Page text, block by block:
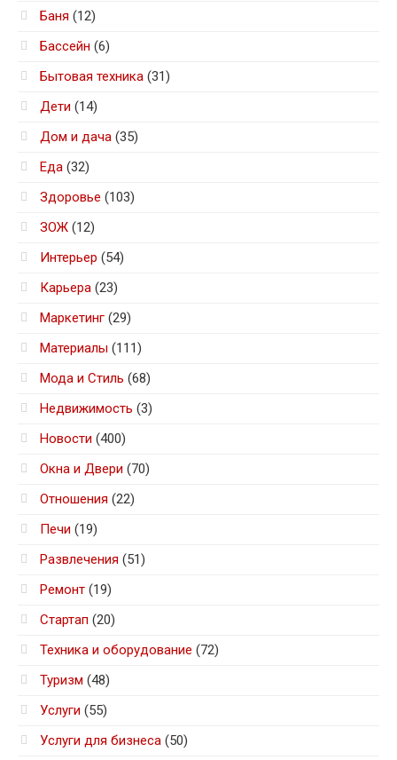
Баня (12)
Бассейн (6)
Бытовая техника (31)
Дети (14)
Дом и дача (35)
Еда (32)
Здоровье (103)
ЗОЖ (12)
Интерьер (54)
Карьера (23)
Маркетинг (29)
Материалы (111)
Мода и Стиль (68)
Недвижимость (3)
Новости (400)
Окна и Двери (70)
Отношения (22)
Печи (19)
Развлечения (51)
Ремонт (19)
Стартап (20)
Техника и оборудование (72)
Туризм (48)
Услуги (55)
Услуги для бизнеса (50)